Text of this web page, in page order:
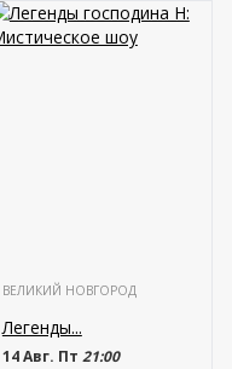
ВЕЛИКИЙ НОВГОРОД
Легенды...
14 Авг. Пт 21:00